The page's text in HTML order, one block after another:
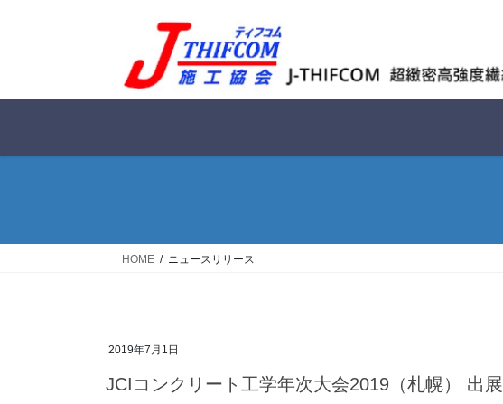
ツ
キ
シ
に
HOME ニュースリリース
2019年7月1日
JCIコンクリート工学年次大会2019（札幌） 出展